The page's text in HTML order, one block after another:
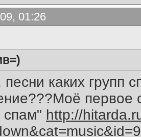
01:26
песни каких групп
первое
спам" http://